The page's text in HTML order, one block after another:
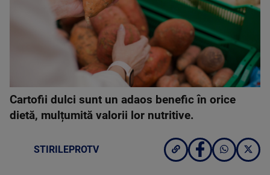
Cartofii dulci sunt un adaos benefic în orice
dietă, mulțumită valorii lor nutritive.
STIRILEPROTV